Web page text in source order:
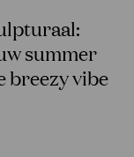
summer
breezy vibe